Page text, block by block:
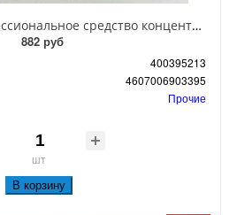
Циперметрин Профессиональное средство концентрат эмульсии 25% для уничтожения тараканов, мух,комаров, блох, клопов, муравьев, ос 50 мл
882 руб
400395213
4607006903395
Прочие
шт
В корзину